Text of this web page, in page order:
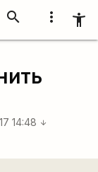
more_vert accessibility_new
search
14:48 arrow_downward